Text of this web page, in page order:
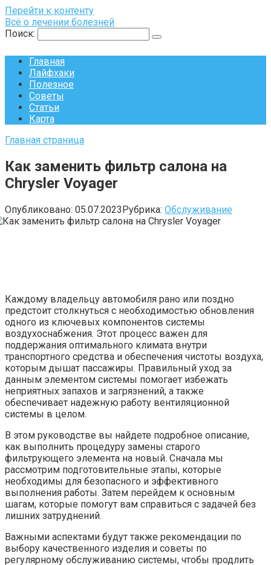
Перейти к контенту
Всё о лечении болезней
Поиск:
Главная
Лайфхаки
Полезное
Советы
Статьи
Карта
Главная страница
Как заменить фильтр салона на
Chrysler Voyager
Опубликовано: 05.07.2023Рубрика: Обслуживание
Каждому владельцу автомобиля рано или поздно
предстоит столкнуться с необходимостью обновления
одного из ключевых компонентов системы
воздухоснабжения. Этот процесс важен для
поддержания оптимального климата внутри
транспортного средства и обеспечения чистоты воздуха,
которым дышат пассажиры. Правильный уход за
данным элементом системы помогает избежать
неприятных запахов и загрязнений, а также
обеспечивает надежную работу вентиляционной
системы в целом.
В этом руководстве вы найдете подробное описание,
как выполнить процедуру замены старого
фильтрующего элемента на новый. Сначала мы
рассмотрим подготовительные этапы, которые
необходимы для безопасного и эффективного
выполнения работы. Затем перейдем к основным
шагам, которые помогут вам справиться с задачей без
лишних затруднений.
Важными аспектами будут также рекомендации по
выбору качественного изделия и советы по
регулярному обслуживанию системы, чтобы продлить